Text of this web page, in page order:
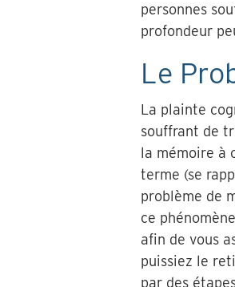
personnes
profondeur
Le
La plainte
souffrant de
la mémoire à
terme (se
problème de
ce
afin de vous
puissiez le
par des